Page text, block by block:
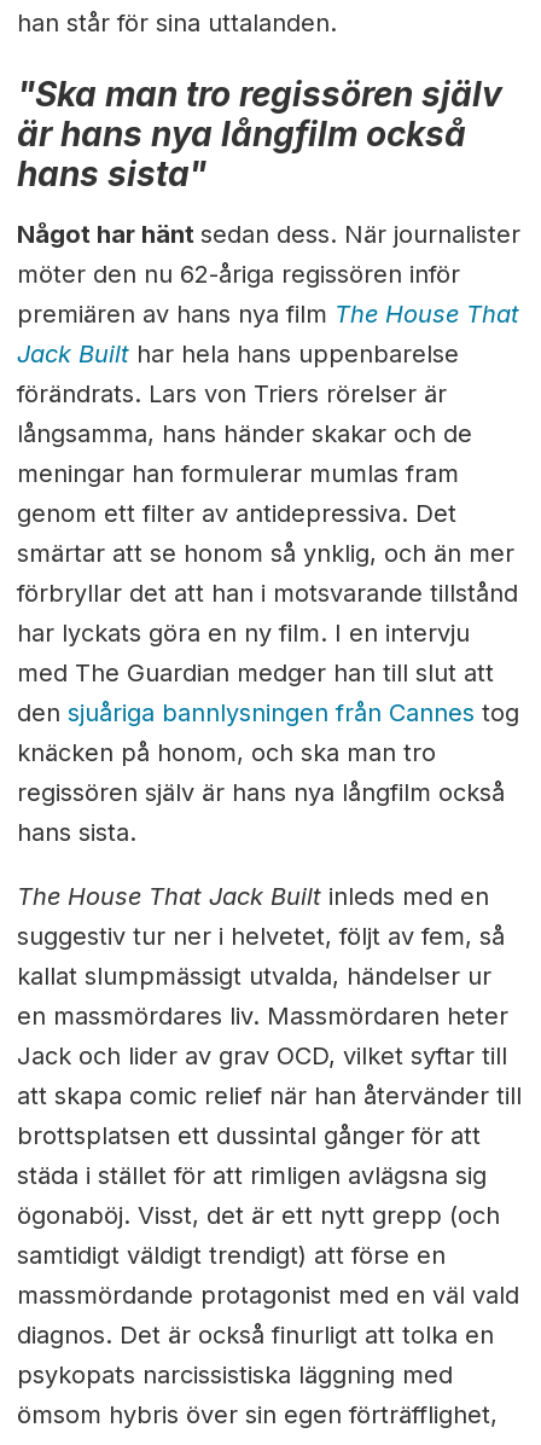
han står för sina uttalanden.
"Ska man tro regissören själv
är hans nya långfilm också
hans sista"
Något har hänt sedan dess. När journalister
möter den nu 62-åriga regissören inför
premiären av hans nya film The House That
Jack Built har hela hans uppenbarelse
förändrats. Lars von Triers rörelser är
långsamma, hans händer skakar och de
meningar han formulerar mumlas fram
genom ett filter av antidepressiva. Det
smärtar att se honom så ynklig, och än mer
förbryllar det att han i motsvarande tillstånd
har lyckats göra en ny film. I en intervju
med The Guardian medger han till slut att
den sjuåriga bannlysningen från Cannes tog
knäcken på honom, och ska man tro
regissören själv är hans nya långfilm också
hans sista.
The House That Jack Builtinleds med en
suggestiv tur ner i helvetet, följt av fem, så
kallat slumpmässigt utvalda, händelser ur
en massmördares liv. Massmördaren heter
Jack och lider av grav OCD, vilket syftar till
att skapa comic relief när han återvänder till
brottsplatsen ett dussintal gånger för att
städa i stället för att rimligen avlägsna sig
ögonaböj. Visst, det är ett nytt grepp (och
samtidigt väldigt trendigt) att förse en
massmördande protagonist med en väl vald
diagnos. Det är också finurligt att tolka en
psykopats narcissistiska läggning med
ömsom hybris över sin egen förträfflighet,